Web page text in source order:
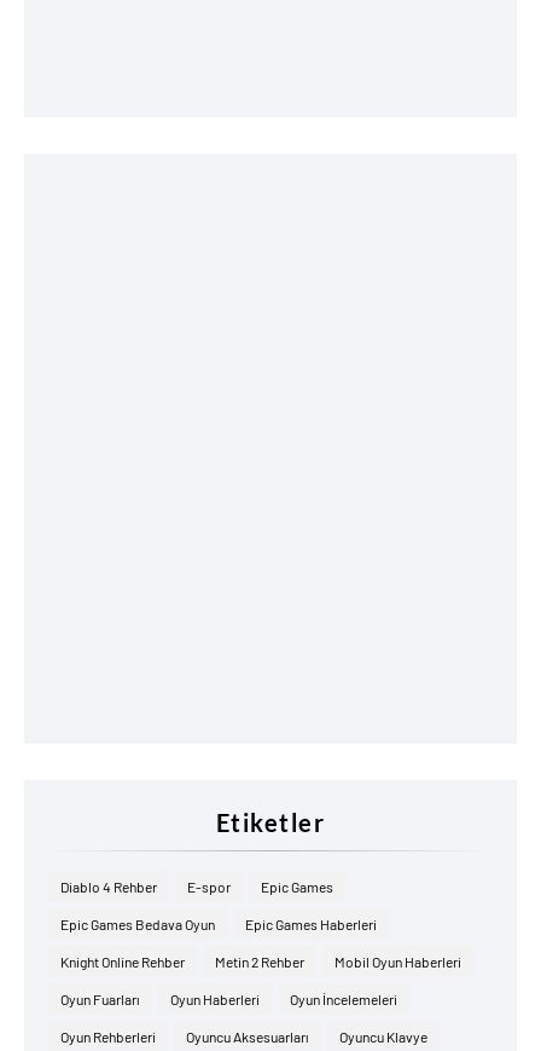
Etiketler
Diablo 4 Rehber E-spor Epic Games
Epic Games Bedava Oyun Epic Games Haberleri
Knight Online Rehber Metin 2 Rehber Mobil Oyun Haberleri
Oyun Fuarları Oyun Haberleri Oyun İncelemeleri
Oyun Rehberleri Oyuncu Aksesuarları Oyuncu Klavye